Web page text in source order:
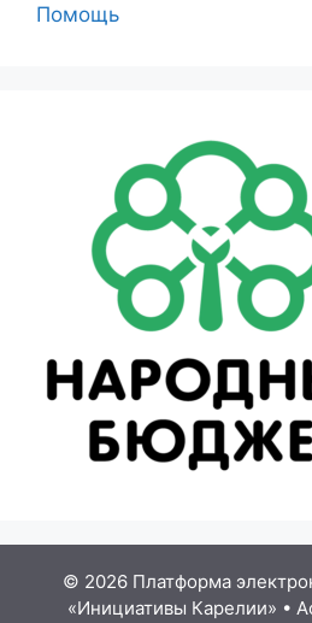
Помощь
© 2026 Платформа
«Инициативы Карелии» •